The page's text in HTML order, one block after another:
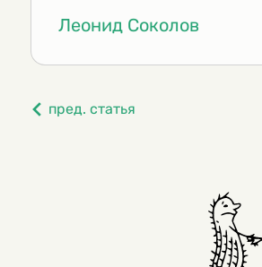
Леонид Соколов
пред. статья